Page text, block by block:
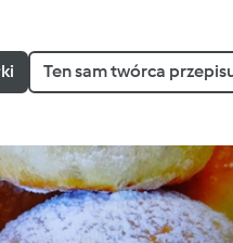
Ten sam twórca